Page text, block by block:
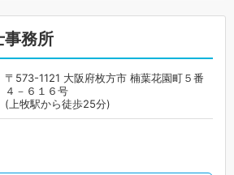
事務所
〒573-1121 大阪府枚方市 楠葉花園町５番
４－６１６号
(上牧駅から徒歩25分)